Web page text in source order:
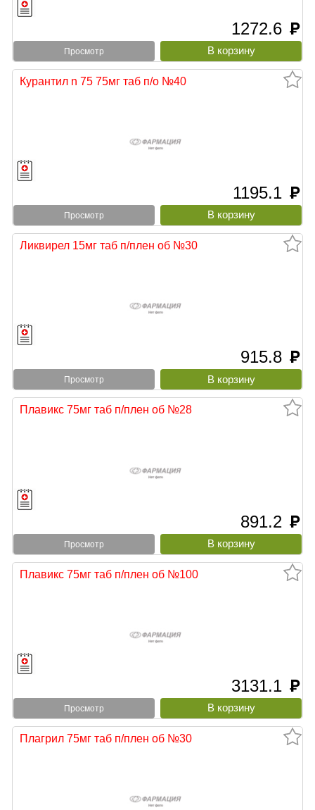
1272.6 руб
Просмотр
Курантил n 75 75мг таб п/о №40
1195.1 руб
Просмотр
Ликвирел 15мг таб п/плен об №30
915.8 руб
Просмотр
Плавикс 75мг таб п/плен об №28
891.2 руб
Просмотр
Плавикс 75мг таб п/плен об №100
3131.1 руб
Просмотр
Плагрил 75мг таб п/плен об №30